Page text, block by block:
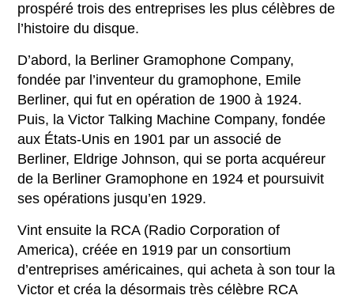
prospéré trois des entreprises les plus célèbres de
l’histoire du disque.
D’abord, la Berliner Gramophone Company,
fondée par l’inventeur du gramophone, Emile
Berliner, qui fut en opération de 1900 à 1924.
Puis, la Victor Talking Machine Company, fondée
aux États-Unis en 1901 par un associé de
Berliner, Eldrige Johnson, qui se porta acquéreur
de la Berliner Gramophone en 1924 et poursuivit
ses opérations jusqu’en 1929.
Vint ensuite la RCA (Radio Corporation of
America), créée en 1919 par un consortium
d’entreprises américaines, qui acheta à son tour la
Victor et créa la désormais très célèbre RCA